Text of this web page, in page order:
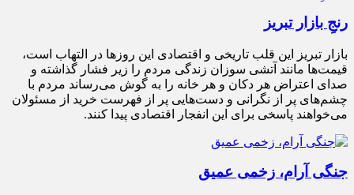
رنجِ بازار تبریز
بازار تبریز این قلب تاریخی و اقتصادی این روزها در التهاب است،
قیمت‌ها مانند آتشی سوزان زندگی مردم را زیر فشار گذاشته و
صدای اعتراض هر دکان و هر خانه را به گوش می‌رساند مردم با
چشم‌های پر از نگرانی و دست‌هایی پر از فهرست خرید از مسئولان
می‌خواهند پاسخی برای این انفجار اقتصادی پیدا کنند.
جنگی آرام، زخمی عمیق